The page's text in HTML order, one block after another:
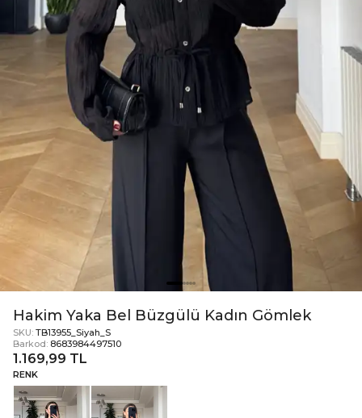
Hakim Yaka Bel Büzgülü Kadın Gömlek
SKU: TB13955_Siyah_S
Barkod: 8683984497510
1.169,99 TL
RENK